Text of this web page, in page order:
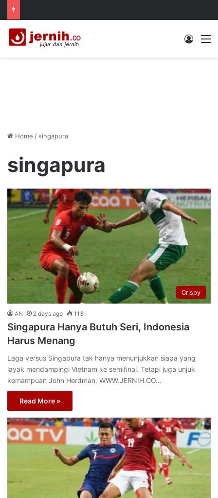
Log In
Home / singapura
singapura
Crispy
AN 2 days ago 113
Singapura Hanya Butuh Seri, Indonesia
Harus Menang
Laga versus Singapura tak hanya menunjukkan siapa yang
layak mendampingi Vietnam ke semifinal. Tetapi juga unjuk
kemampuan John Herdman. WWW.JERNIH.CO…
Read More »